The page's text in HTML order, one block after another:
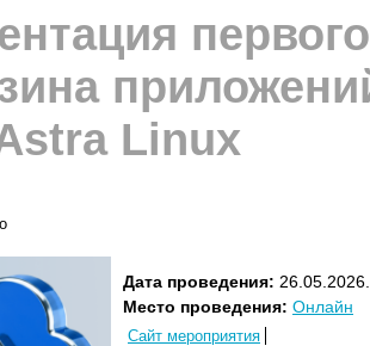
первого
Linux
Дата проведения:
Место проведения: Онлайн
Сайт мероприятия